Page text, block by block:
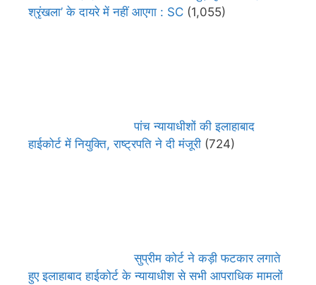
श्रृंखला’ के दायरे में नहीं आएगा : SC (1,055)
पांच न्यायाधीशों की इलाहाबाद
हाईकोर्ट में नियुक्ति, राष्ट्रपति ने दी मंजूरी (724)
सुप्रीम कोर्ट ने कड़ी फटकार लगाते
हुए इलाहाबाद हाईकोर्ट के न्यायाधीश से सभी आपराधिक मामलों